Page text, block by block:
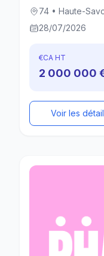
74 • Haute-
28/07/2026
€CA HT
2 000 000
Voir les